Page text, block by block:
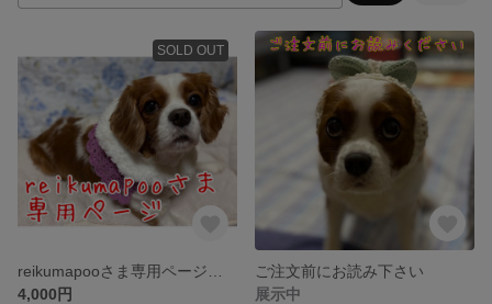
SOLD OUT
4,000円
ご注文前にお読み下さい
展示中